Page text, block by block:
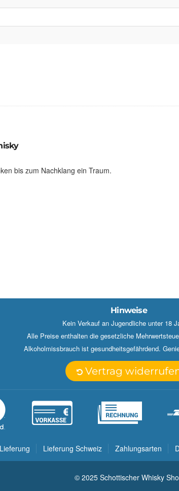
bis zum Nachklang ein Traum.
Hinweise
Kein Verkauf an Jugendliche unter 18
Alle Preise enthalten die gesetzliche
Alkoholmissbrauch ist gesundheitsgefährdend.
Vertrag
Lieferung Lieferung Schweiz Zahlungsarten
© 2025 Schottischer Whisky